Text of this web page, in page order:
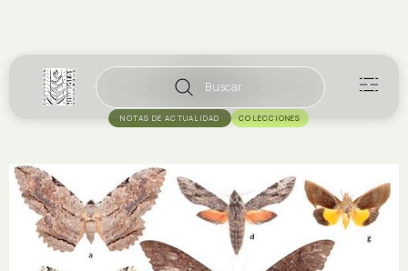
Buscar
NOTAS DE ACTUALIDAD COLECCIONES